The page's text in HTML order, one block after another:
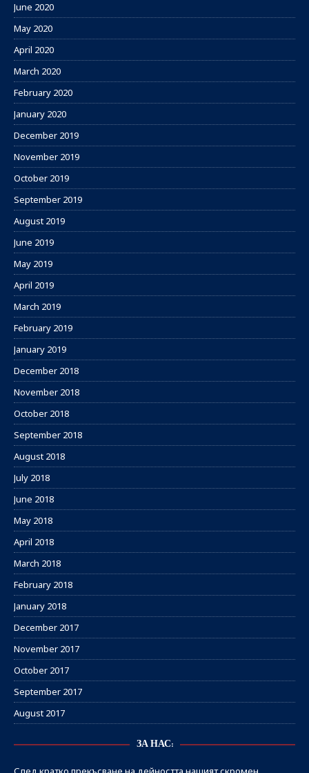
June 2020
May 2020
April 2020
March 2020
February 2020
January 2020
December 2019
November 2019
October 2019
September 2019
August 2019
June 2019
May 2019
April 2019
March 2019
February 2019
January 2019
December 2018
November 2018
October 2018
September 2018
August 2018
July 2018
June 2018
May 2018
April 2018
March 2018
February 2018
January 2018
December 2017
November 2017
October 2017
September 2017
August 2017
ЗА НАС: